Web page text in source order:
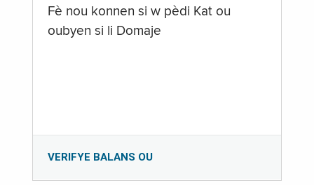
Fè nou konnen si w pèdi Kat ou
oubyen si li Domaje
VERIFYE BALANS OU